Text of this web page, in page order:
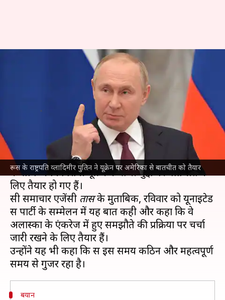
रूस के राष्ट्रपति व्लादिमीर पुतिन ने यूक्रेन पर अमेरिका से बातचीत को तैयार
यूक्रेन मुद्दे पर अमेरिका से बातचीत को
तैयार पुतिन, बोले- कठिन दौर से
Jun 29, 2026 10:00 am
रूसके राष्ट्रपतिव्लादिमीर पुतिनलंबे युद्ध के बाद अमेरिका
के साथ अपने विरोधी यूक्रेन के सभी मुद्दों पर बातचीत के
लिए तैयार हो गए हैं।
रूसी समाचार एजेंसी तासके मुताबिक, रविवार को यूनाइटेड
रूस पार्टी के सम्मेलन में यह बात कही और कहा कि वे
अलास्का के एंकरेज में हुए समझौते की प्रक्रिया पर चर्चा
जारी रखने के लिए तैयार हैं।
उन्होंने यह भी कहा कि रूस इस समय कठिन और महत्वपूर्ण
बयान